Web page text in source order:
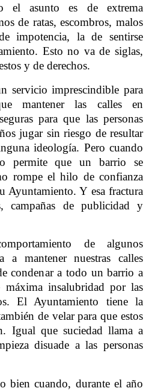
el asunto es de extrema
de ratas, escombros, malos
impotencia, la de sentirse
Esto no va de siglas,
y de derechos.
servicio imprescindible para
mantener las calles en
para que las personas
jugar sin riesgo de resultar
ideología. Pero cuando
permite que un barrio se
rompe el hilo de confianza
Ayuntamiento. Y esa fractura
campañas de publicidad y
de algunos
a mantener nuestras calles
condenar a todo un barrio a
insalubridad por las
El Ayuntamiento tiene la
de velar para que estos
Igual que suciedad llama a
disuade a las personas
bien cuando, durante el año